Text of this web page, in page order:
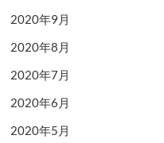
2020年9月
2020年8月
2020年7月
2020年6月
2020年5月